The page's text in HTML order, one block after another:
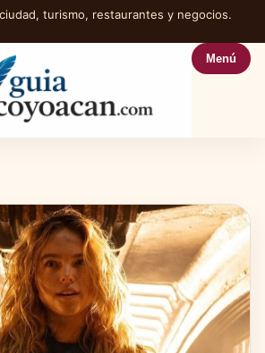
turismo, restaurantes y negocios.
Menú